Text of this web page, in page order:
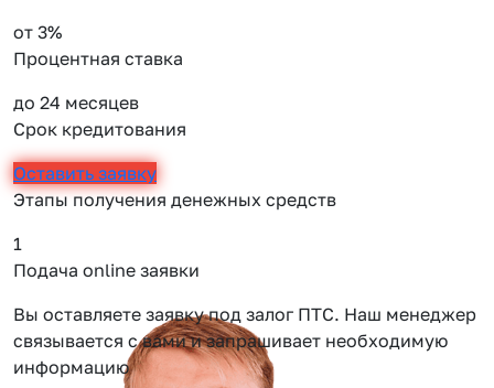
от 3%
Процентная ставка
до 24 месяцев
Срок кредитования
Оставить заявку
Этапы получения денежных средств
1
Подача online заявки
Вы оставляете заявку под залог ПТС. Наш менеджер
связывается с вами и запрашивает необходимую
информацию